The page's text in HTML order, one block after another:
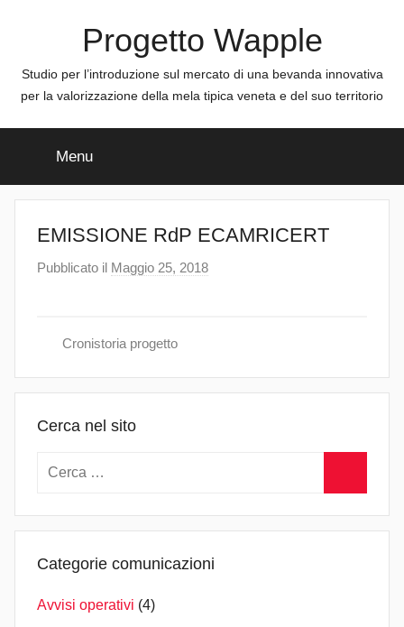
Progetto Wapple
Studio per l’introduzione sul mercato di una bevanda innovativa
per la valorizzazione della mela tipica veneta e del suo territorio
Menu
EMISSIONE RdP ECAMRICERT
Pubblicato il Maggio 25, 2018
Cronistoria progetto
Cerca nel sito
Ricerca
Categorie comunicazioni
Avvisi operativi (4)